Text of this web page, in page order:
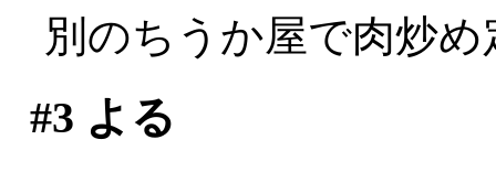
別のちうか屋で肉炒
#3 よる